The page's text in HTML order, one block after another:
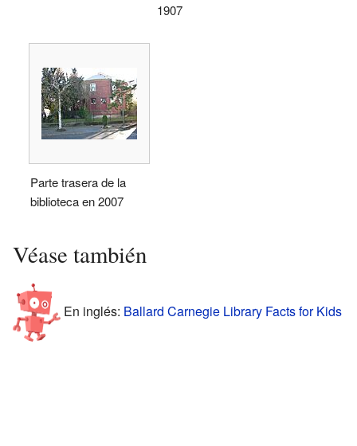
1907
Parte trasera de la
biblioteca en 2007
Véase también
En inglés: Ballard Carnegie Library Facts for Kids